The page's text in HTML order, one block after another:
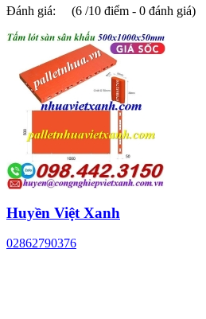
Đánh giá: (6 /10 điểm - 0 đánh giá)
Huyền Việt Xanh
02862790376